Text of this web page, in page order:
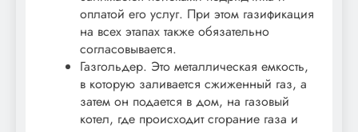
оплатой его услуг. При этом газификация
на всех этапах также обязательно
согласовывается.
Газгольдер. Это металлическая емкость,
в которую заливается сжиженный газ, а
затем он подается в дом, на газовый
котел, где происходит сгорание газа и